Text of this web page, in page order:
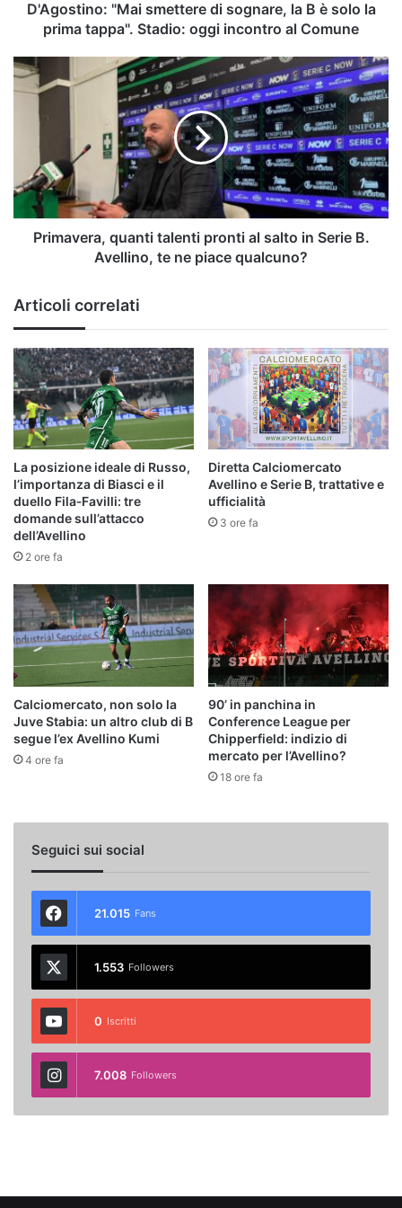
Stadio:
oggi
incontro
D'Agostino: "Mai smettere di sognare, la B è solo la
prima tappa". Stadio: oggi incontro al Comune
Primavera,
quanti
pronti
Serie
B.
Avellino,
qualcuno?
Primavera, quanti talenti pronti al salto in Serie B.
Avellino, te ne piace qualcuno?
Articoli correlati
La posizione ideale di Russo,
l’importanza di Biasci e il
duello Fila‑Favilli: tre
domande sull’attacco
dell’Avellino
2 ore fa
Diretta Calciomercato
Avellino e Serie B, trattative e
ufficialità
3 ore fa
Calciomercato, non solo la
Juve Stabia: un altro club di B
segue l’ex Avellino Kumi
4 ore fa
90’ in panchina in
Conference League per
Chipperfield: indizio di
mercato per l’Avellino?
18 ore fa
Seguici sui social
21.015 Fans
1.553 Followers
0 Iscritti
7.008 Followers